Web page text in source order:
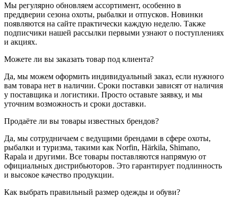
Мы регулярно обновляем ассортимент, особенно в
преддверии сезона охоты, рыбалки и отпусков. Новинки
появляются на сайте практически каждую неделю. Также
подписчики нашей рассылки первыми узнают о поступлениях
и акциях.
Можете ли вы заказать товар под клиента?
Да, мы можем оформить индивидуальный заказ, если нужного
вам товара нет в наличии. Сроки поставки зависят от наличия
у поставщика и логистики. Просто оставьте заявку, и мы
уточним возможность и сроки доставки.
Продаёте ли вы товары известных брендов?
Да, мы сотрудничаем с ведущими брендами в сфере охоты,
рыбалки и туризма, такими как Norfin, Härkila, Shimano,
Rapala и другими. Все товары поставляются напрямую от
официальных дистрибьюторов. Это гарантирует подлинность
и высокое качество продукции.
Как выбрать правильный размер одежды и обуви?